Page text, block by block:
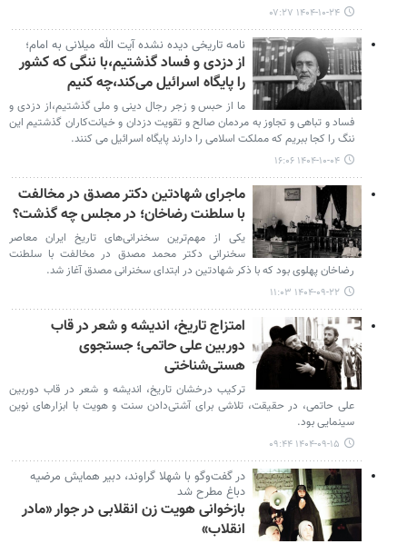
۱۴۰۴-۱۰-۲۴ ۰۷:۲۷
نامه تاریخی دیده نشده آیت الله میلانی به امام؛
از دزدی و فساد گذشتیم،با ننگی که کشور
را پایگاه اسرائیل می‌کند،چه کنیم
ما از حبس و زجر رجال دینی و ملی گذشتیم،از دزدی و
فساد و تباهی و تجاوز به مردمان صالح و تقویت دزدان و خیانت‌کاران گذشتیم این
ننگ را کجا ببریم که مملکت اسلامی را دارند پایگاه اسرائیل می کنند.
۱۴۰۴-۱۰-۰۴ ۱۶:۰۶
ماجرای شهادتین دکتر مصدق در مخالفت
با سلطنت رضاخان؛ در مجلس چه گذشت؟
یکی از مهم‌ترین سخنرانی‌های تاریخ ایران معاصر
سخنرانی دکتر محمد مصدق در مخالفت با سلطنت
رضاخان پهلوی بود که با ذکر شهادتین در ابتدای سخنرانی مصدق آغاز شد.
۱۴۰۴-۰۹-۲۲ ۱۱:۰۳
امتزاج تاریخ، اندیشه و شعر در قاب
دوربین علی حاتمی؛ جستجوی
هستی‌شناختی
ترکیب درخشان تاریخ، اندیشه و شعر در قاب دوربین
علی حاتمی، در حقیقت، تلاشی برای آشتی‌دادن سنت و هویت با ابزارهای نوین
سینمایی بود.
۱۴۰۴-۰۹-۱۵ ۰۹:۴۴
در گفت‌وگو با شهلا گراوند، دبیر همایش مرضیه
دباغ مطرح شد
بازخوانی هویت زن انقلابی در جوار «مادر
انقلاب»